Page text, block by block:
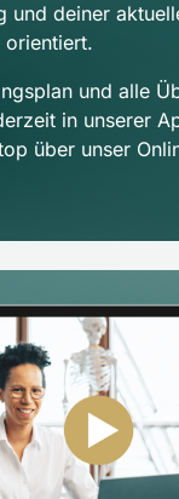
und deiner
orientiert.
und alle
in unserer
über unser